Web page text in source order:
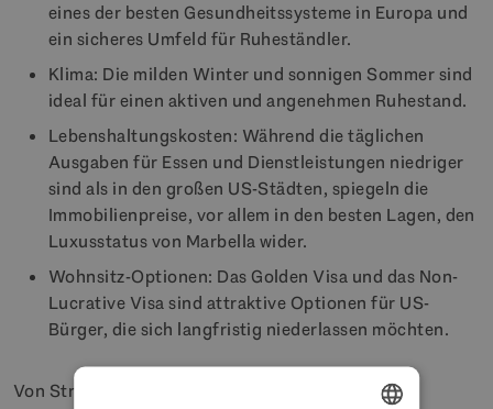
eines der besten Gesundheitssysteme in Europa und
ein sicheres Umfeld für Ruheständler.
Klima: Die milden Winter und sonnigen Sommer sind
ideal für einen aktiven und angenehmen Ruhestand.
Lebenshaltungskosten: Während die täglichen
Ausgaben für Essen und Dienstleistungen niedriger
sind als in den großen US-Städten, spiegeln die
Immobilienpreise, vor allem in den besten Lagen, den
Luxusstatus von Marbella wider.
Wohnsitz-Optionen: Das Golden Visa und das Non-
Lucrative Visa sind attraktive Optionen für US-
Bürger, die sich langfristig niederlassen möchten.
Von Strandspaziergängen bis hin zu gemütlichen